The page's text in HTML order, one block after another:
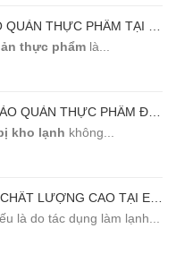
thực phẩm là...
kho lạnh không...
là do tác dụng làm lạnh...